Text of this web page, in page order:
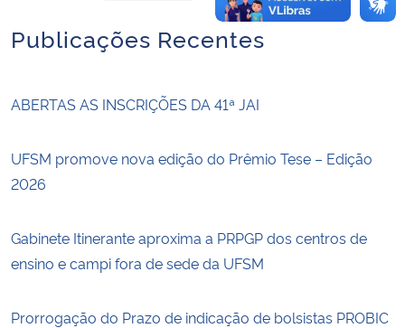
Publicações Recentes
ABERTAS AS INSCRIÇÕES DA 41ª JAI
UFSM promove nova edição do Prêmio Tese – Edição
2026
Gabinete Itinerante aproxima a PRPGP dos centros de
ensino e campi fora de sede da UFSM
Prorrogação do Prazo de indicação de bolsistas PROBIC